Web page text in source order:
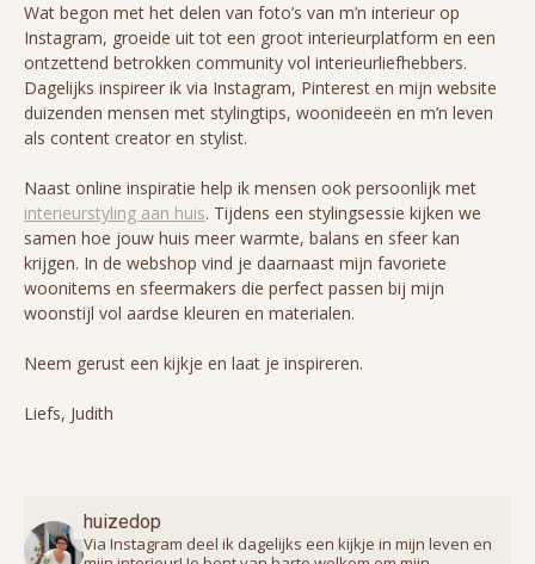
Wat begon met het delen van foto’s van m’n interieur op
Instagram, groeide uit tot een groot interieurplatform en een
ontzettend betrokken community vol interieurliefhebbers.
Dagelijks inspireer ik via Instagram, Pinterest en mijn website
duizenden mensen met stylingtips, woonideeën en m’n leven
als content creator en stylist.
Naast online inspiratie help ik mensen ook persoonlijk met
interieurstyling aan huis. Tijdens een stylingsessie kijken we
samen hoe jouw huis meer warmte, balans en sfeer kan
krijgen. In de webshop vind je daarnaast mijn favoriete
woonitems en sfeermakers die perfect passen bij mijn
woonstijl vol aardse kleuren en materialen.
Neem gerust een kijkje en laat je inspireren.
Liefs, Judith
huizedop
Via Instagram deel ik dagelijks een kijkje in mijn leven en